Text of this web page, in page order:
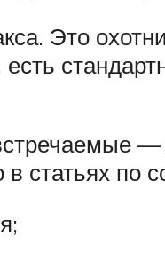
Это
статьях по